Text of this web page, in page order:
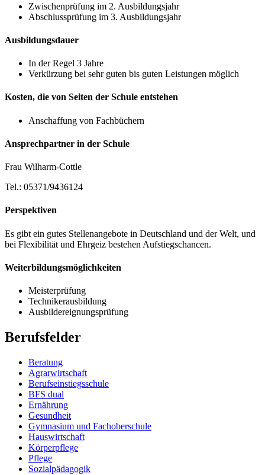
Zwischenprüfung im 2. Ausbildungsjahr
Abschlussprüfung im 3. Ausbildungsjahr
Ausbildungsdauer
In der Regel 3 Jahre
Verkürzung bei sehr guten bis guten Leistungen möglich
Kosten, die von Seiten der Schule entstehen
Anschaffung von Fachbüchern
Ansprechpartner in der Schule
Frau Wilharm-Cottle
Tel.: 05371/9436124
Perspektiven
Es gibt ein gutes Stellenangebote in Deutschland und der Welt, und
bei Flexibilität und Ehrgeiz bestehen Aufstiegschancen.
Weiterbildungsmöglichkeiten
Meisterprüfung
Technikerausbildung
Ausbildereignungsprüfung
Berufsfelder
Beratung
Agrarwirtschaft
Berufseinstiegsschule
BFS dual
Ernährung
Gesundheit
Gymnasium und Fachoberschule
Hauswirtschaft
Körperpflege
Pflege
Sozialpädagogik